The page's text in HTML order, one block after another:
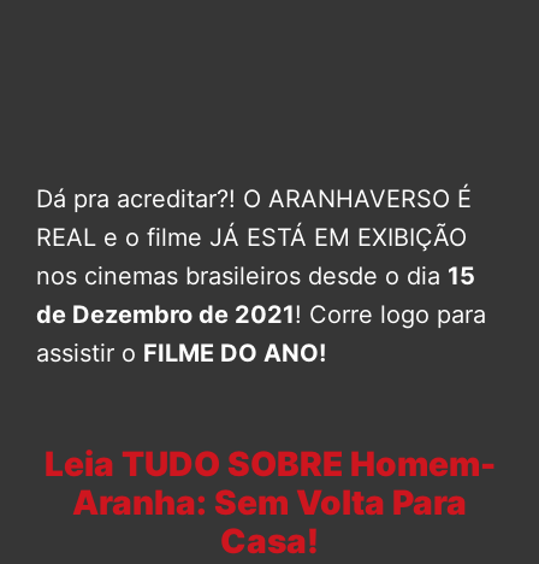
Dá pra acreditar?! O ARANHAVERSO É
REAL e o filme JÁ ESTÁ EM EXIBIÇÃO
nos cinemas brasileiros desde o dia 15
de Dezembro de 2021! Corre logo para
assistir o FILME DO ANO!
Leia TUDO SOBRE Homem-
Aranha: Sem Volta Para
Casa!